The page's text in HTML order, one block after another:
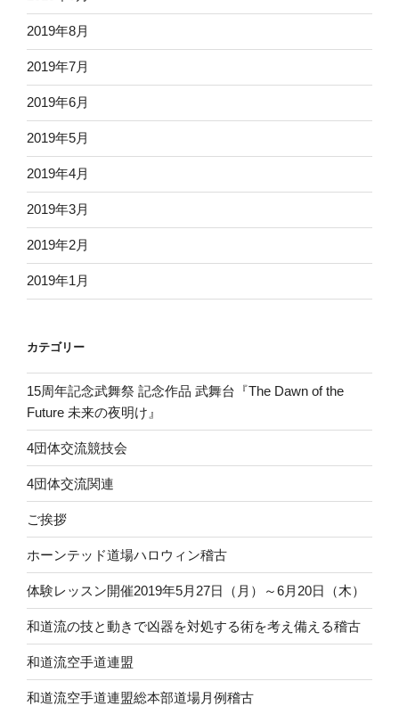
2019年8月
2019年7月
2019年6月
2019年5月
2019年4月
2019年3月
2019年2月
2019年1月
カテゴリー
15周年記念武舞祭 記念作品 武舞台『The Dawn of the
Future 未来の夜明け』
4団体交流競技会
4団体交流関連
ご挨拶
ホーンテッド道場ハロウィン稽古
体験レッスン開催2019年5月27日（月）～6月20日（木）
和道流の技と動きで凶器を対処する術を考え備える稽古
和道流空手道連盟
和道流空手道連盟総本部道場月例稽古